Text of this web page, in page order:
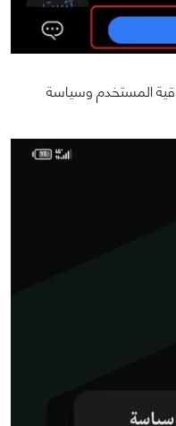
المستخدم وسياسة